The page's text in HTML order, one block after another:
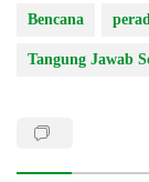
Bencana
Tangung Jawab